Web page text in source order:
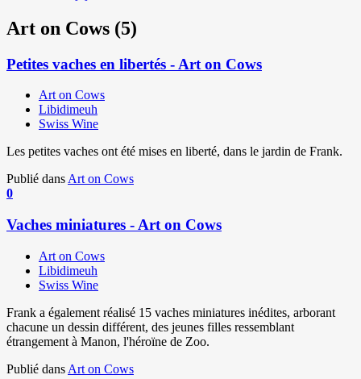
Art on Cows (5)
Petites vaches en libertés - Art on Cows
Art on Cows
Libidimeuh
Swiss Wine
Les petites vaches ont été mises en liberté, dans le jardin de Frank.
Publié dansArt on Cows
0
Vaches miniatures - Art on Cows
Art on Cows
Libidimeuh
Swiss Wine
Frank a également réalisé 15 vaches miniatures inédites, arborant
chacune un dessin différent, des jeunes filles ressemblant
étrangement à Manon, l'héroïne de Zoo.
Publié dans Art on Cows